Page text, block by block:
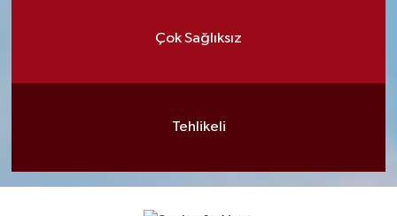
Çok Sağlıksız
Tehlikeli